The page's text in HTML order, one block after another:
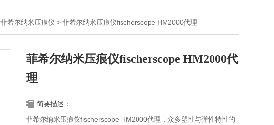
菲希尔纳米压痕仪 > 菲希尔纳米压痕仪fischerscope HM2000代理
菲希尔纳米压痕仪fischerscope HM2000代
理
简要描述：
菲希尔纳米压痕仪fischerscope HM2000代理，众多塑性与弹性特性的